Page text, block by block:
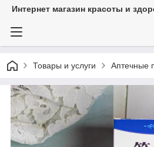
Интернет магазин красоты и
Товары и услуги Аптечные